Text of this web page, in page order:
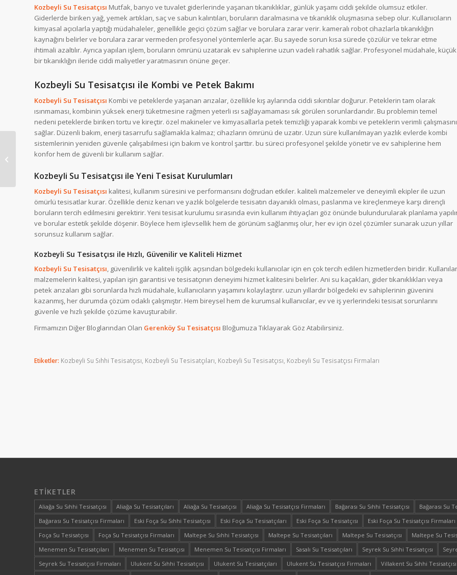
Kozbeyli Su Tesisatçısı Mutfak, banyo ve tuvalet giderlerinde yaşanan tıkanıklıklar, günlük yaşamı ciddi şekilde olumsuz etkiler.
Giderlerde biriken yağ, yemek artıkları, saç ve sabun kalıntıları, boruların daralmasına ve tıkanıklık oluşmasına sebep olur. Kullanıcıların
kimyasal açıcılarla yaptığı müdahaleler, genellikle geçici çözüm sağlar ve borulara zarar verir. kameralı robot cihazlarla tıkanıklığın
kaynağını belirler ve borulara zarar vermeden profesyonel yöntemlerle açar. Bu sayede sorun kısa sürede çözülür ve tekrar etme
ihtimali azaltılır. Ayrıca yapılan işlem, boruların ömrünü uzatarak ev sahiplerine uzun vadeli rahatlık sağlar. Profesyonel müdahale, küçük
bir tıkanıklığın ileride ciddi maliyetler yaratmasının önüne geçer.
Kozbeyli Su Tesisatçısı ile Kombi ve Petek Bakımı
Kozbeyli Su Tesisatçısı Kombi ve peteklerde yaşanan arızalar, özellikle kış aylarında ciddi sıkıntılar doğurur. Peteklerin tam olarak
ısınmaması, kombinin yüksek enerji tüketmesine rağmen yeterli ısı sağlayamaması sık görülen sorunlardandır. Bu problemin temel
nedeni peteklerde biriken tortu ve kireçtir. özel makineler ve kimyasallarla petek temizliği yaparak kombi ve peteklerin verimli çalışmasını
sağlar. Düzenli bakım, enerji tasarrufu sağlamakla kalmaz; cihazların ömrünü de uzatır. Uzun süre kullanılmayan yazlık evlerde kombi
sistemlerinin yeniden güvenle çalışabilmesi için bakım ve kontrol şarttır. bu süreci profesyonel şekilde yönetir ve ev sahiplerine hem
konfor hem de güvenli bir kullanım sağlar.
Kozbeyli Su Tesisatçısı ile Yeni Tesisat Kurulumları
Kozbeyli Su Tesisatçısı kalitesi, kullanım süresini ve performansını doğrudan etkiler. kaliteli malzemeler ve deneyimli ekipler ile uzun
ömürlü tesisatlar kurar. Özellikle deniz kenarı ve yazlık bölgelerde tesisatın dayanıklı olması, paslanma ve kireçlenmeye karşı dirençli
boruların tercih edilmesini gerektirir. Yeni tesisat kurulumu sırasında evin kullanım ihtiyaçları göz önünde bulundurularak planlama
ve borular estetik şekilde döşenir. Böylece hem işlevsellik hem de görünüm sağlanmış olur, her ev için özel çözümler sunarak uzun yıllar
sorunsuz kullanım sağlar.
Kozbeyli Su Tesisatçısı ile Hızlı, Güvenilir ve Kaliteli Hizmet
Kozbeyli Su Tesisatçısı, güvenilirlik ve kaliteli işçilik açısından bölgedeki kullanıcılar için en çok tercih edilen hizmetlerden biridir.
malzemelerin kalitesi, yapılan işin garantisi ve tesisatçının deneyimi hizmet kalitesini belirler. Ani su kaçakları, gider tıkanıklıkları veya
petek arızaları gibi sorunlarda hızlı müdahale, kullanıcıların yaşamını kolaylaştırır. uzun yıllardır bölgedeki ev sahiplerinin güvenini
kazanmış, her durumda çözüm odaklı çalışmıştır. Hem bireysel hem de kurumsal kullanıcılar, ev ve iş yerlerindeki tesisat sorunlarını
güvenle ve hızlı şekilde çözüme kavuşturabilir.
Firmamızın Diğer Bloglarından Olan Gerenköy Su Tesisatçısı Bloğumuza Tıklayarak Göz Atabilirsiniz.
Etiketler: Kozbeyli Su Sıhhi Tesisatçısı, Kozbeyli Su Tesisatçıları, Kozbeyli Su Tesisatçısı, Kozbeyli Su Tesisatçısı Firmaları
ETIKETLER
Aliağa Su Sıhhi Tesisatçısı Aliağa Su Tesisatçıları Aliağa Su Tesisatçısı Aliağa Su Tesisatçısı Firmaları Bağarası Su Sıhhi Tesisatçısı
Bağarası Su
Bağarası Su Tesisatçısı Firmaları
Eski Foça Su Sıhhi Tesisatçısı Eski Foça Su Tesisatçıları Eski Foça Su Tesisatçısı
Eski Foça Su Tesisatçısı Firmaları
Foça Su Tesisatçısı
Foça Su Tesisatçısı Firmaları Maltepe Su Sıhhi Tesisatçısı Maltepe Su Tesisatçıları Maltepe Su Tesisatçısı
Maltepe Su
Menemen Su Tesisatçıları
Menemen Su Tesisatçısı Menemen Su Tesisatçısı Firmaları Sasalı Su Tesisatçıları Seyrek Su Sıhhi Tesisatçısı
Seyrek Su Tesisatçısı Firmaları
Ulukent Su Sıhhi Tesisatçısı Ulukent Su Tesisatçıları Ulukent Su Tesisatçısı Firmaları
Villakent Su Sıhhi Tesisatçısı
Çandarlı Su Tesisatçısı